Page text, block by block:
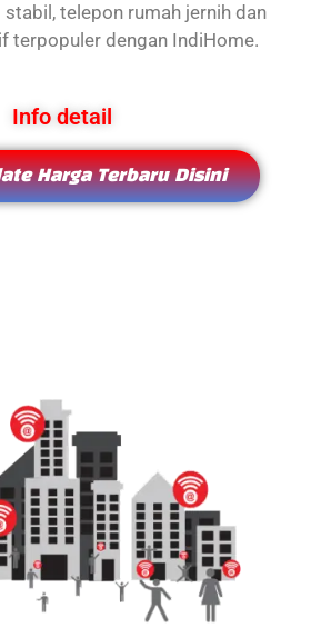
telepon rumah jernih dan
terpopuler dengan IndiHome.
Info detail
Harga Terbaru Disini